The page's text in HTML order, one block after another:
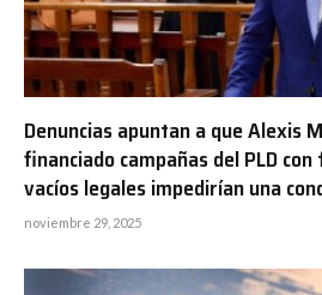
Denuncias apuntan a que Alexis
financiado campañas del PLD
vacíos legales impedirían una
noviembre 29, 2025